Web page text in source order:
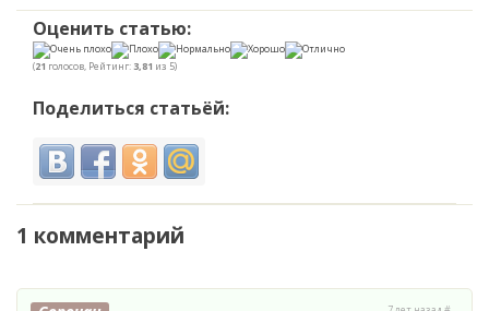
Оценить статью:
(21 голосов, Рейтинг: 3,81 из 5)
Поделиться статьёй:
1 комментарий